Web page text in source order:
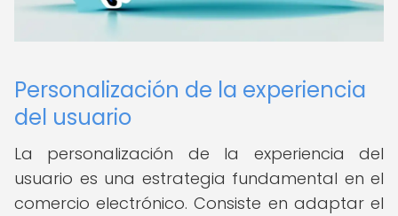
Personalización de la experiencia
del usuario
La personalización de la experiencia del
usuario es una estrategia fundamental en el
comercio electrónico. Consiste en adaptar el